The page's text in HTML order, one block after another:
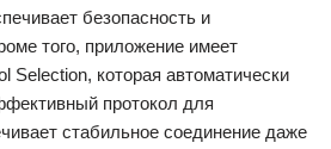
безопасность и
того, приложение имеет
которая автоматически
протокол для
стабильное соединение даже